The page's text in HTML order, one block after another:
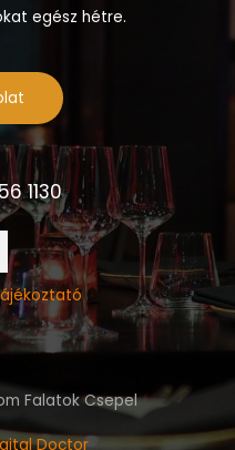
egész hétre.
1130
Falatok Csepel
Doctor